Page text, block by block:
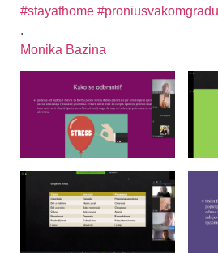
#stayathome #proniusvakomgradu
.
Monika Bazina